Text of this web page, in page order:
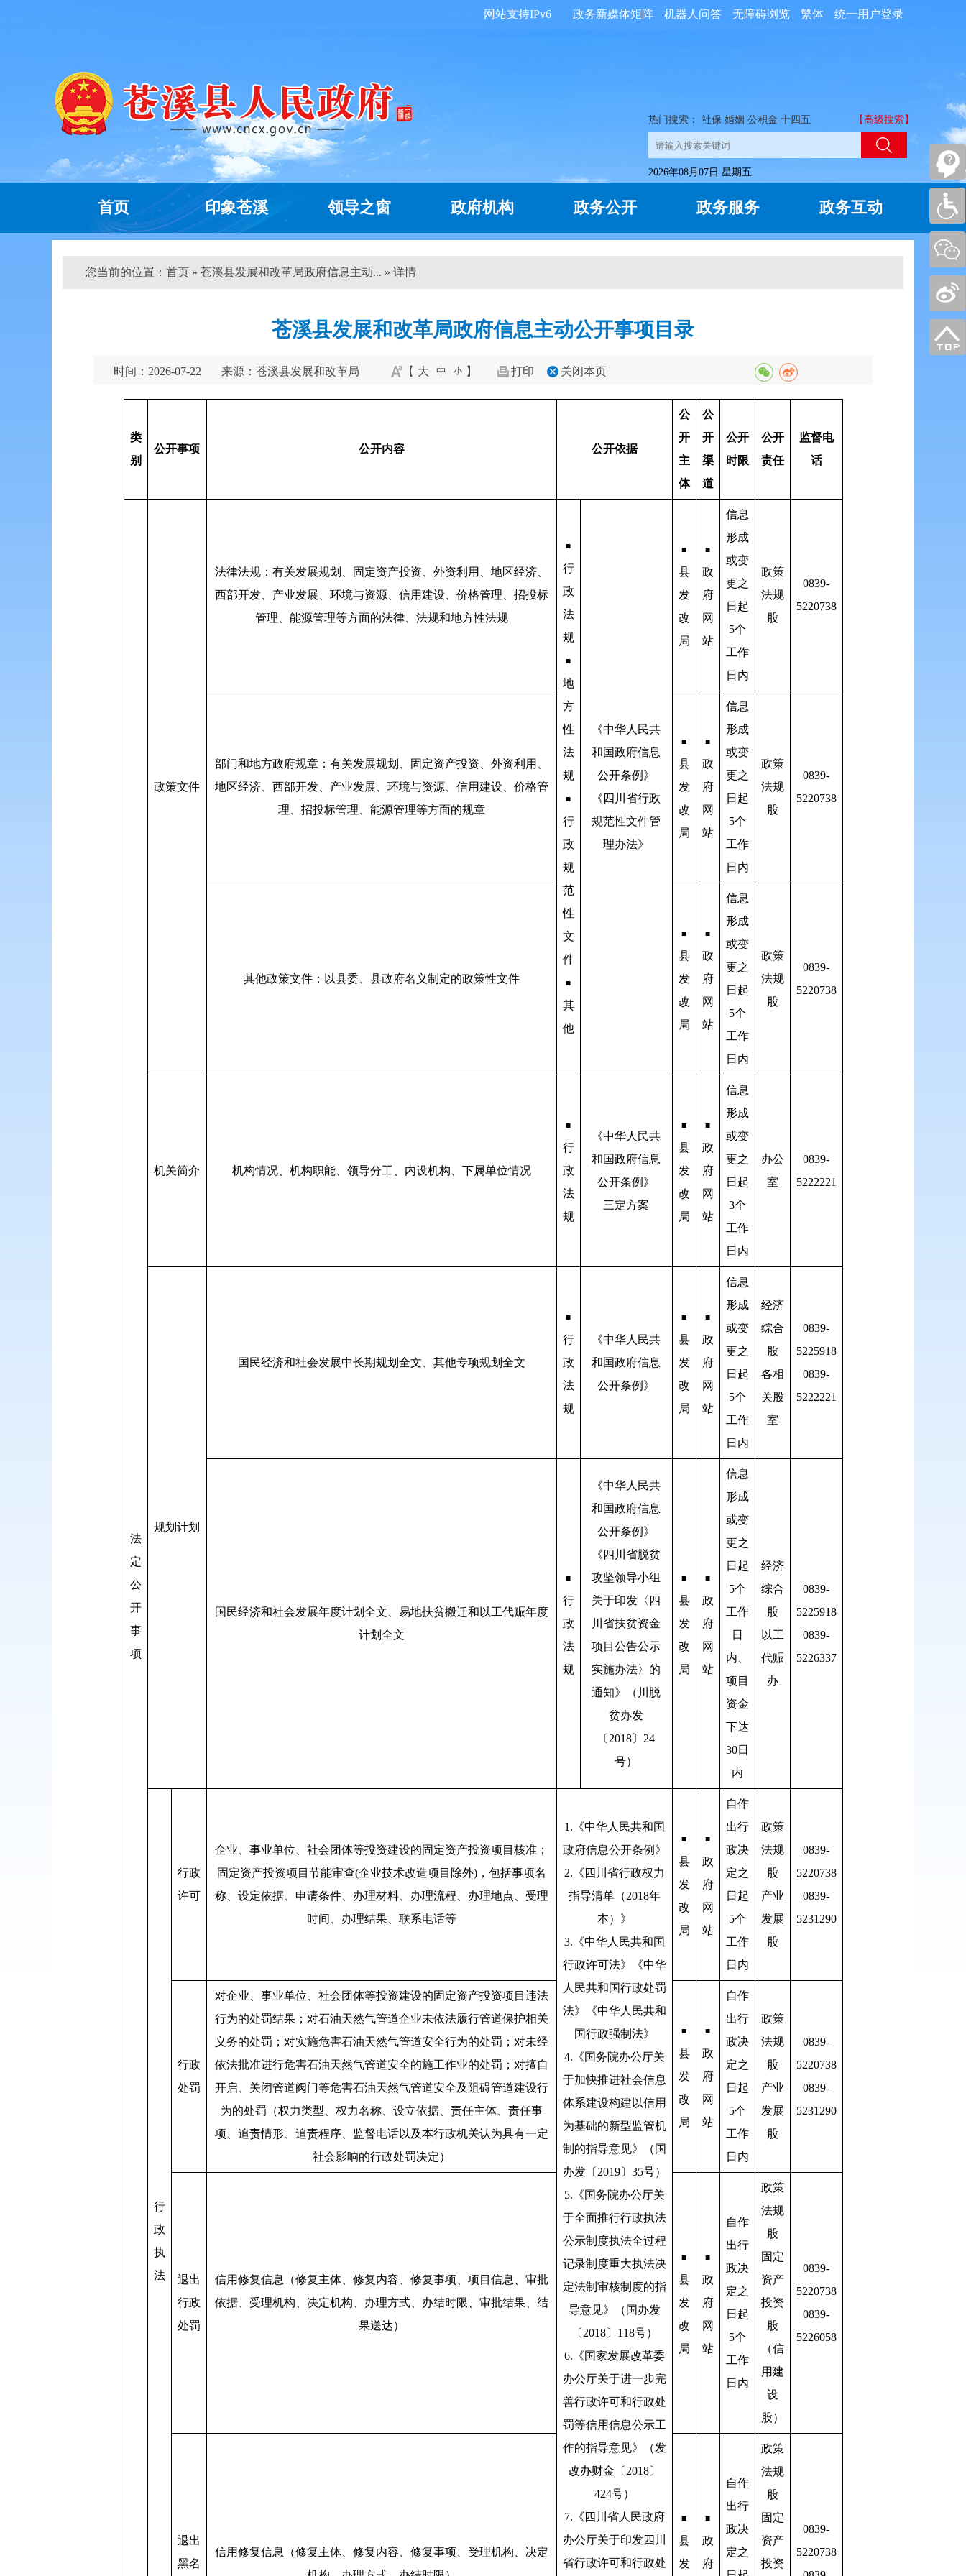
统一用户登录
繁体
无障碍浏览
机器人问答
政务新媒体矩阵
网站支持IPv6
热门搜索： 社保 婚姻 公积金 十四五 【高级搜索】
2026年08月07日 星期五
首页 印象苍溪 领导之窗 政府机构 政务公开 政务服务 政务互动
您当前的位置： 首页 » 苍溪县发展和改革局政府信息主动... » 详情
苍溪县发展和改革局政府信息主动公开事项目录
时间：2026-07-22 来源：苍溪县发展和改革局 【 大 中 小 】 打印 关闭本页
类
别
公开事项 公开内容 公开依据
公
开
主
体
公
开
渠
道
公开
时限
公开
责任
监督电
话
法
定
公
开
事
项
政策文件
法律法规：有关发展规划、固定资产投资、外资利用、地区经济、
西部开发、产业发展、环境与资源、信用建设、价格管理、招投标
管理、能源管理等方面的法律、法规和地方性法规
■
行
政
法
规
■
地
方
性
法
规
■
行
政
规
范
性
文
件
■
其
他
《中华人民共
和国政府信息
公开条例》
《四川省行政
规范性文件管
理办法》
■
县
发
改
局
■
政
府
网
站
信息
形成
或变
更之
日起
5个
工作
日内
政策
法规
股
0839-
5220738
部门和地方政府规章：有关发展规划、固定资产投资、外资利用、
地区经济、西部开发、产业发展、环境与资源、信用建设、价格管
理、招投标管理、能源管理等方面的规章
■
县
发
改
局
■
政
府
网
站
信息
形成
或变
更之
日起
5个
工作
日内
政策
法规
股
0839-
5220738
其他政策文件：以县委、县政府名义制定的政策性文件
■
县
发
改
局
■
政
府
网
站
信息
形成
或变
更之
日起
5个
工作
日内
政策
法规
股
0839-
5220738
机关简介 机构情况、机构职能、领导分工、内设机构、下属单位情况
■
行
政
法
规
《中华人民共
和国政府信息
公开条例》
三定方案
■
县
发
改
局
■
政
府
网
站
信息
形成
或变
更之
日起
3个
工作
日内
办公
室
0839-
5222221
规划计划
国民经济和社会发展中长期规划全文、其他专项规划全文
■
行
政
法
规
《中华人民共
和国政府信息
公开条例》
■
县
发
改
局
■
政
府
网
站
信息
形成
或变
更之
日起
5个
工作
日内
经济
综合
股
各相
关股
室
0839-
5225918
0839-
5222221
国民经济和社会发展年度计划全文、易地扶贫搬迁和以工代赈年度
计划全文
■
行
政
法
规
《中华人民共
和国政府信息
公开条例》
《四川省脱贫
攻坚领导小组
关于印发〈四
川省扶贫资金
项目公告公示
实施办法〉的
通知》（川脱
贫办发
〔2018〕24
号）
■
县
发
改
局
■
政
府
网
站
信息
形成
或变
更之
日起
5个
工作
日
内、
项目
资金
下达
30日
内
经济
综合
股
以工
代赈
办
0839-
5225918
0839-
5226337
行
政
执
法
行政
许可
企业、事业单位、社会团体等投资建设的固定资产投资项目核准；
固定资产投资项目节能审查(企业技术改造项目除外)，包括事项名
称、设定依据、申请条件、办理材料、办理流程、办理地点、受理
时间、办理结果、联系电话等
1.《中华人民共和国
政府信息公开条例》
2.《四川省行政权力
指导清单（2018年
本）》
3.《中华人民共和国
行政许可法》《中华
人民共和国行政处罚
法》《中华人民共和
国行政强制法》
4.《国务院办公厅关
于加快推进社会信息
体系建设构建以信用
为基础的新型监管机
制的指导意见》（国
办发〔2019〕35号）
5.《国务院办公厅关
于全面推行行政执法
公示制度执法全过程
记录制度重大执法决
定法制审核制度的指
导意见》（国办发
〔2018〕118号）
6.《国家发展改革委
办公厅关于进一步完
善行政许可和行政处
罚等信用信息公示工
作的指导意见》（发
改办财金〔2018〕
424号）
7.《四川省人民政府
办公厅关于印发四川
省行政许可和行政处
■
县
发
改
局
■
政
府
网
站
自作
出行
政决
定之
日起
5个
工作
日内
政策
法规
股
产业
发展
股
0839-
5220738
0839-
5231290
行政
处罚
对企业、事业单位、社会团体等投资建设的固定资产投资项目违法
行为的处罚结果；对石油天然气管道企业未依法履行管道保护相关
义务的处罚；对实施危害石油天然气管道安全行为的处罚；对未经
依法批准进行危害石油天然气管道安全的施工作业的处罚；对擅自
开启、关闭管道阀门等危害石油天然气管道安全及阻碍管道建设行
为的处罚（权力类型、权力名称、设立依据、责任主体、责任事
项、追责情形、追责程序、监督电话以及本行政机关认为具有一定
社会影响的行政处罚决定）
■
县
发
改
局
■
政
府
网
站
自作
出行
政决
定之
日起
5个
工作
日内
政策
法规
股
产业
发展
股
0839-
5220738
0839-
5231290
退出
行政
处罚
信用修复信息（修复主体、修复内容、修复事项、项目信息、审批
依据、受理机构、决定机构、办理方式、办结时限、审批结果、结
果送达）
■
县
发
改
局
■
政
府
网
站
自作
出行
政决
定之
日起
5个
工作
日内
政策
法规
股
固定
资产
投资
股
（信
用建
设
股）
0839-
5220738
0839-
5226058
退出
黑名
信用修复信息（修复主体、修复内容、修复事项、受理机构、决定
■
县
发
■
政
府
自作
出行
政决
定之
政策
法规
股
固定
资产
投资
0839-
5220738